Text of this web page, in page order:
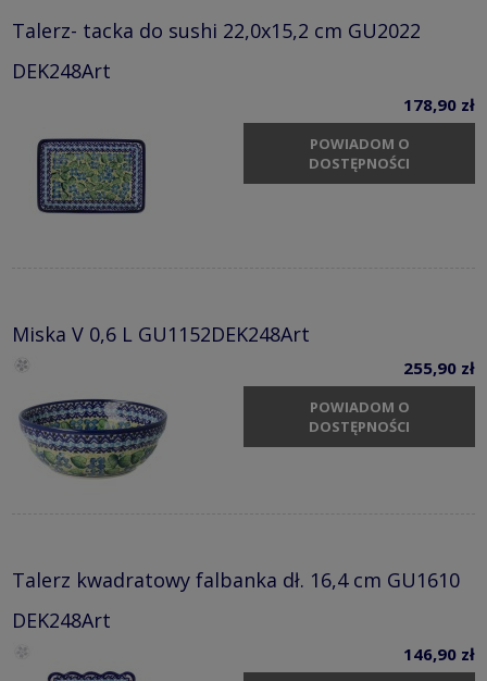
Talerz- tacka do sushi 22,0x15,2 cm GU2022
DEK248Art
178,90 zł
POWIADOM O
DOSTĘPNOŚCI
Miska V 0,6 L GU1152DEK248Art
255,90 zł
POWIADOM O
DOSTĘPNOŚCI
Talerz kwadratowy falbanka dł. 16,4 cm GU1610
DEK248Art
146,90 zł